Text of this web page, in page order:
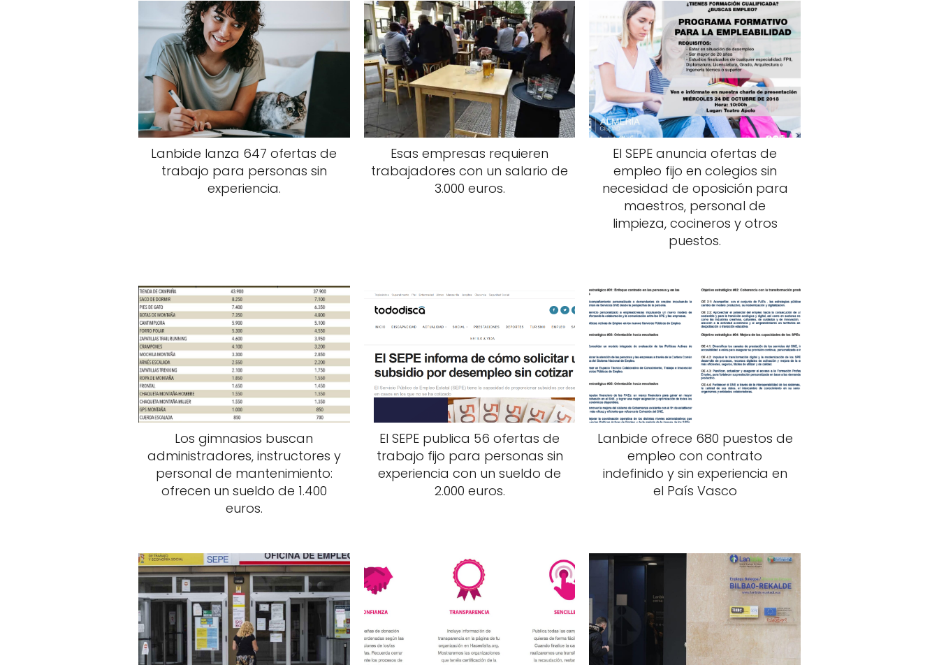
Lanbide lanza 647 ofertas de
trabajo para personas sin
experiencia.
Esas empresas requieren
trabajadores con un salario de
3.000 euros.
El SEPE anuncia ofertas de
empleo fijo en colegios sin
necesidad de oposición para
maestros, personal de
limpieza, cocineros y otros
puestos.
Los gimnasios buscan
administradores, instructores y
personal de mantenimiento:
ofrecen un sueldo de 1.400
euros.
El SEPE publica 56 ofertas de
trabajo fijo para personas sin
experiencia con un sueldo de
2.000 euros.
Lanbide ofrece 680 puestos de
empleo con contrato
indefinido y sin experiencia en
el País Vasco